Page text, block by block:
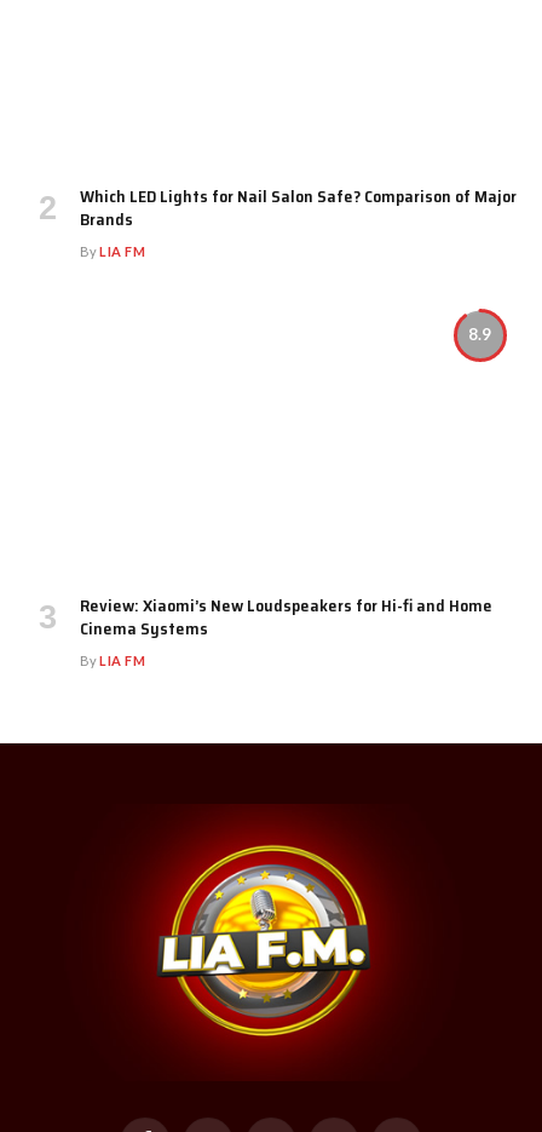
Which LED Lights for Nail Salon Safe? Comparison of Major
Brands
ByLIA FM
8.9
Review: Xiaomi’s New Loudspeakers for Hi-fi and Home
Cinema Systems
ByLIA FM